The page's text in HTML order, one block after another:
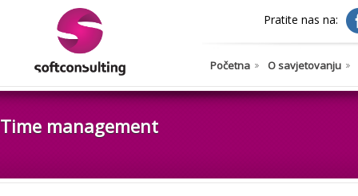
Pratite nas na:
Početna O savjetovanju
Time management